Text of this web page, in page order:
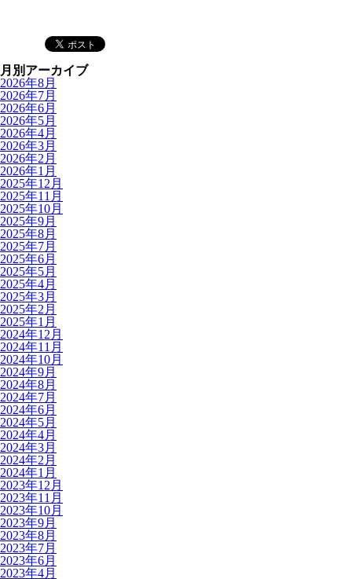
月別アーカイブ
2026年8月
2026年7月
2026年6月
2026年5月
2026年4月
2026年3月
2026年2月
2026年1月
2025年12月
2025年11月
2025年10月
2025年9月
2025年8月
2025年7月
2025年6月
2025年5月
2025年4月
2025年3月
2025年2月
2025年1月
2024年12月
2024年11月
2024年10月
2024年9月
2024年8月
2024年7月
2024年6月
2024年5月
2024年4月
2024年3月
2024年2月
2024年1月
2023年12月
2023年11月
2023年10月
2023年9月
2023年8月
2023年7月
2023年6月
2023年4月